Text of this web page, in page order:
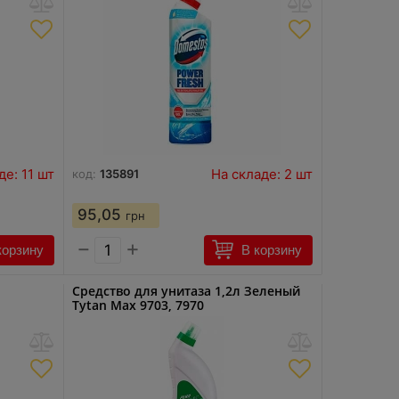
11 шт код: 135891 На складе: 2 шт
95,05 грн
− + В корзину
Средство для унитаза 1,2л Зеленый
Tytan Max 9703, 7970